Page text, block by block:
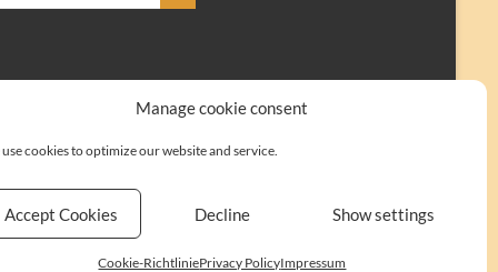
Manage cookie consent
cookies to optimize our website and service.
Accept Cookies Decline Show settings
Cookie-RichtliniePrivacy PolicyImpressum
Cookie-Richtlinie (EU)